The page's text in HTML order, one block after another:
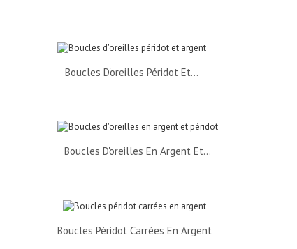
Boucles D'oreilles Péridot Et...
Boucles D'oreilles En Argent Et...
Boucles Péridot Carrées En Argent